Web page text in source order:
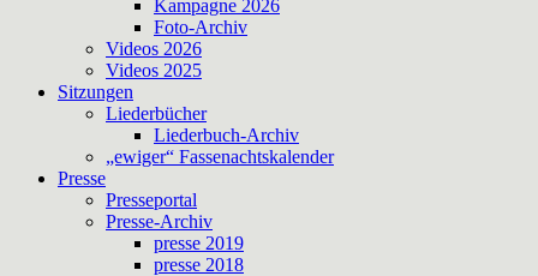
Kampagne 2026
Foto-Archiv
Videos 2026
Videos 2025
Sitzungen
Liederbücher
Liederbuch-Archiv
„ewiger“ Fassenachtskalender
Presse
Presseportal
Presse-Archiv
presse 2019
presse 2018